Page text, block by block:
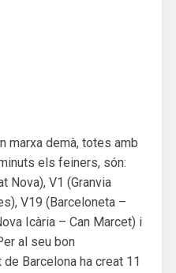
marxa demà, totes amb
els feiners, són:
Nova), V1 (Granvia
V19 (Barceloneta –
Icària – Can Marcet) i
al seu bon
de Barcelona ha creat 11